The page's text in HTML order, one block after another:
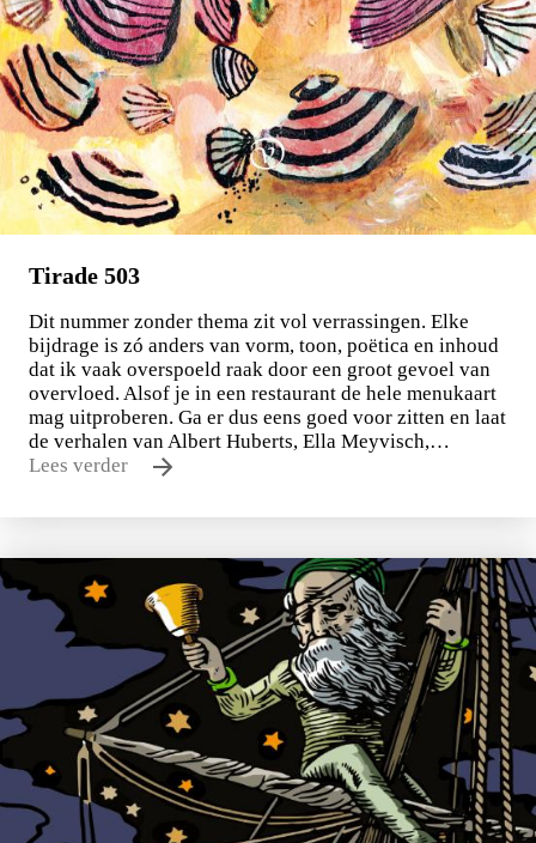
Tirade 503
Dit nummer zonder thema zit vol verrassingen. Elke
bijdrage is zó anders van vorm, toon, poëtica en inhoud
dat ik vaak overspoeld raak door een groot gevoel van
overvloed. Alsof je in een restaurant de hele menukaart
mag uitproberen. Ga er dus eens goed voor zitten en laat
de verhalen van Albert Huberts, Ella Meyvisch,…
Lees verder